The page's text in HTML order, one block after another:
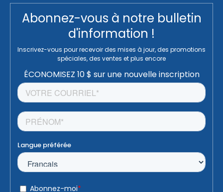
Abonnez-vous à notre bulletin
d'information !
Inscrivez-vous pour recevoir des mises à jour, des promotions
spéciales, des ventes et plus encore